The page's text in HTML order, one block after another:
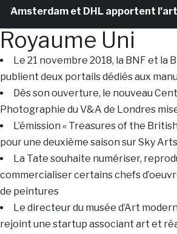
et DHL apportent l’art
Royaume Uni
Le 21 novembre 2018, la BNF et la
publient deux portails dédiés aux
Dès son ouverture, le nouveau
Photographie du V&A de Londres
L’émission « Treasures of the
pour une deuxième saison sur Sky Arts
La Tate souhaite numériser,
commercialiser certains chefs
de peintures
Le directeur du musée d’Art
rejoint une startup associant art et